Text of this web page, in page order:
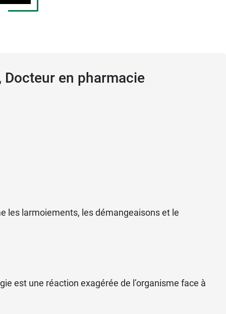
tout autre traitement en cours à votre
en pharmacie
les larmoiements, les démangeaisons et le
est une réaction exagérée de l’organisme face à